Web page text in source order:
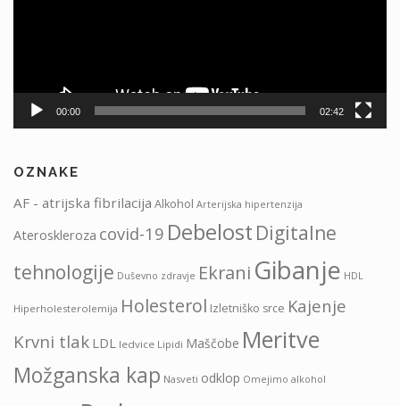
00:00 02:42
OZNAKE
AF - atrijska fibrilacija Alkohol Arterijska hipertenzija
Ateroskleroza covid-19 Debelost Digitalne
tehnologije Duševno zdravje Ekrani Gibanje HDL
Hiperholesterolemija Holesterol Izletniško srce Kajenje
Krvni tlak LDL ledvice Lipidi Maščobe Meritve
Možganska kap Nasveti odklop Omejimo alkohol